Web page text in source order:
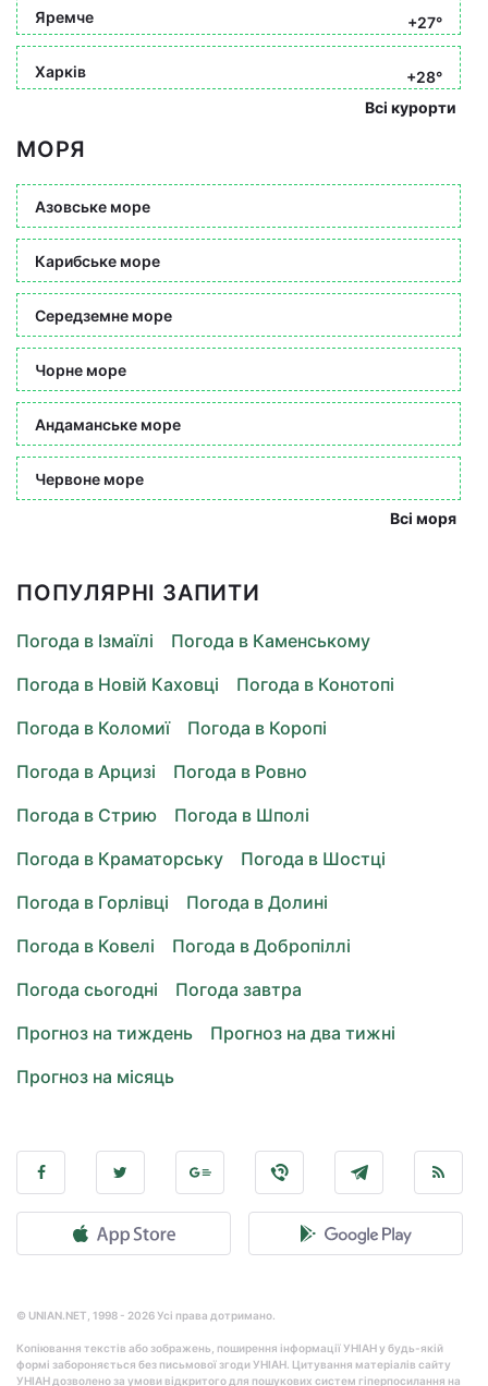
Яремче +27°
Харків
+28°
Всі курорти
МОРЯ
Азовське море
Карибське море
Середземне море
Чорне море
Андаманське море
Червоне море
Всі моря
ПОПУЛЯРНІ ЗАПИТИ
Погода в Ізмаїлі
Погода в Каменському
Погода в Новій Каховці
Погода в Конотопі
Погода в Коломиї
Погода в Коропі
Погода в Арцизі
Погода в Ровно
Погода в Стрию
Погода в Шполі
Погода в Краматорську
Погода в Шостці
Погода в Горлівці
Погода в Долині
Погода в Ковелі
Погода в Добропіллі
Погода сьогодні
Погода завтра
Прогноз на тиждень
Прогноз на два тижні
Прогноз на місяць
© UNIAN.NET, 1998 - 2026 Усі права дотримано.
Копіювання текстів або зображень, поширення інформації УНІАН у будь-якій
формі забороняється без письмової згоди УНІАН. Цитування матеріалів сайту
УНІАН дозволено за умови відкритого для пошукових систем гіперпосилання на